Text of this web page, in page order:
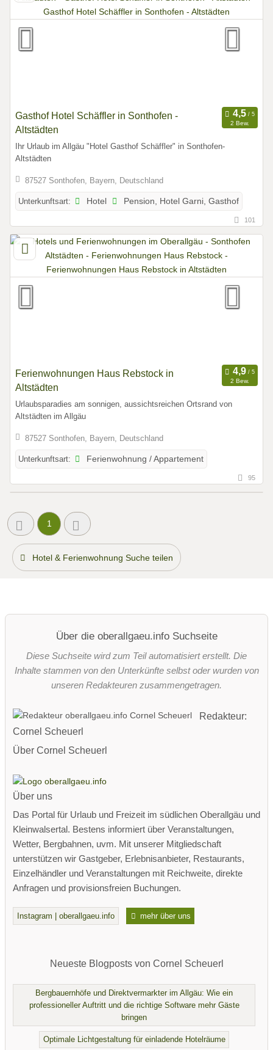
Gasthof Hotel Schäffler in Sonthofen -
Altstädten
2 Bew.
Ihr Urlaub im Allgäu "Hotel Gasthof Schäffler" in Sonthofen-
Altstädten
87527 Sonthofen, Bayern, Deutschland
Unterkunftsart: Hotel Pension, Hotel Garni, Gasthof
101
Ferienwohnungen Haus Rebstock in
Altstädten
2 Bew.
Urlaubsparadies am sonnigen, aussichtsreichen Ortsrand von
Altstädten im Allgäu
87527 Sonthofen, Bayern, Deutschland
Unterkunftsart: Ferienwohnung / Appartement
95
1
Hotel & Ferienwohnung Suche teilen
Über die oberallgaeu.info Suchseite
Diese Suchseite wird zum Teil automatisiert erstellt. Die
Inhalte stammen von den Unterkünfte selbst oder wurden von
unseren Redakteuren zusammengetragen.
Redakteur:
Cornel Scheuerl
Über Cornel Scheuerl
Über uns
Das Portal für Urlaub und Freizeit im südlichen Oberallgäu und
Kleinwalsertal. Bestens informiert über Veranstaltungen,
Wetter, Bergbahnen, uvm. Mit unserer Mitgliedschaft
unterstützen wir Gastgeber, Erlebnisanbieter, Restaurants,
Einzelhändler und Veranstaltungen mit Reichweite, direkte
Anfragen und provisionsfreien Buchungen.
Instagram | oberallgaeu.info mehr über uns
Neueste Blogposts von Cornel Scheuerl
Bergbauernhöfe und Direktvermarkter im Allgäu: Wie ein
professioneller Auftritt und die richtige Software mehr Gäste
bringen
Optimale Lichtgestaltung für einladende Hotelräume